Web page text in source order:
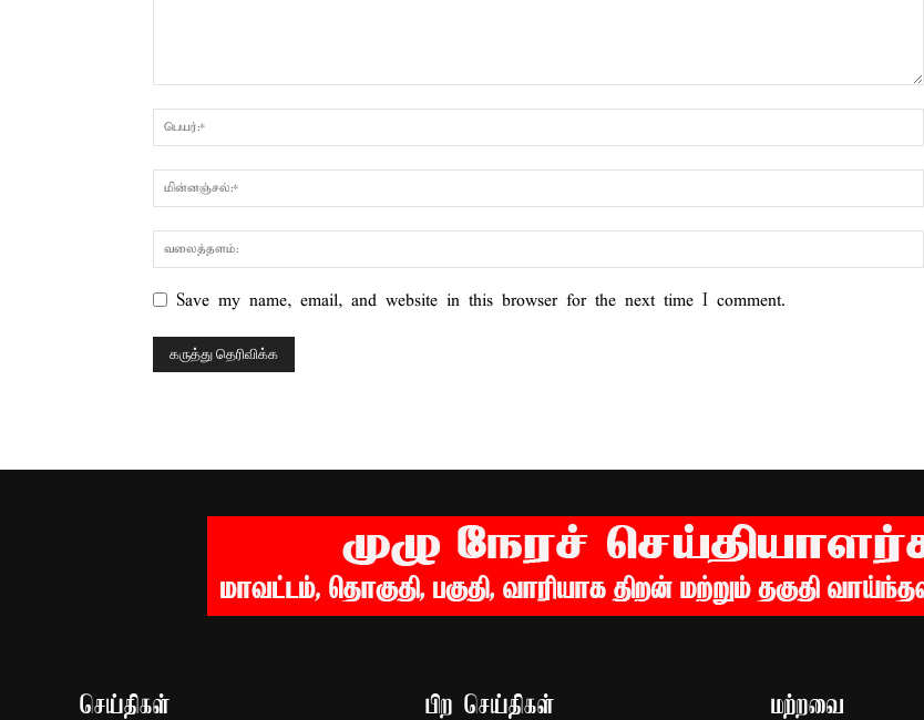
Save my name, email, and website in this browser for the next time I comment.
செய்திகள் பிற செய்திகள் மற்றவை